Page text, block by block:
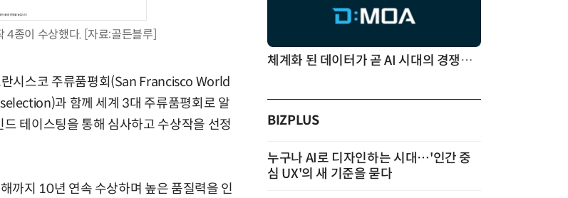
4종이 수상했다. [자료:골든블루]
시스코 주류품평회(San Francisco World
과 함께 세계 3대 주류품평회로 알
테이스팅을 통해 심사하고 수상작을 선정
까지 10년 연속 수상하며 높은 품질력을 인
체계화 된 데이터가 곧 AI 시대의 경쟁력이다
BIZPLUS
누구나 AI로 디자인하는 시대…'인간 중
심 UX'의 새 기준을 묻다